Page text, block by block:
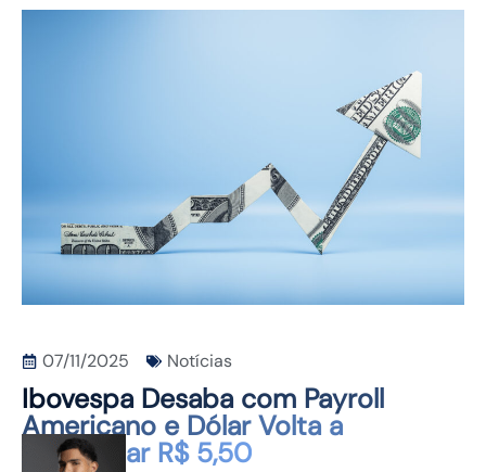
07/11/2025 Notícias
Ibovespa Desaba com Payroll
Americano e Dólar Volta a
Pressionar R$ 5,50